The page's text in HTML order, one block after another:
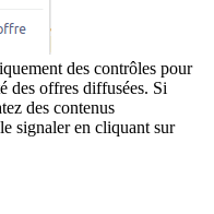
des contrôles pour
des offres diffusées. Si
des contenus
signaler en cliquant sur